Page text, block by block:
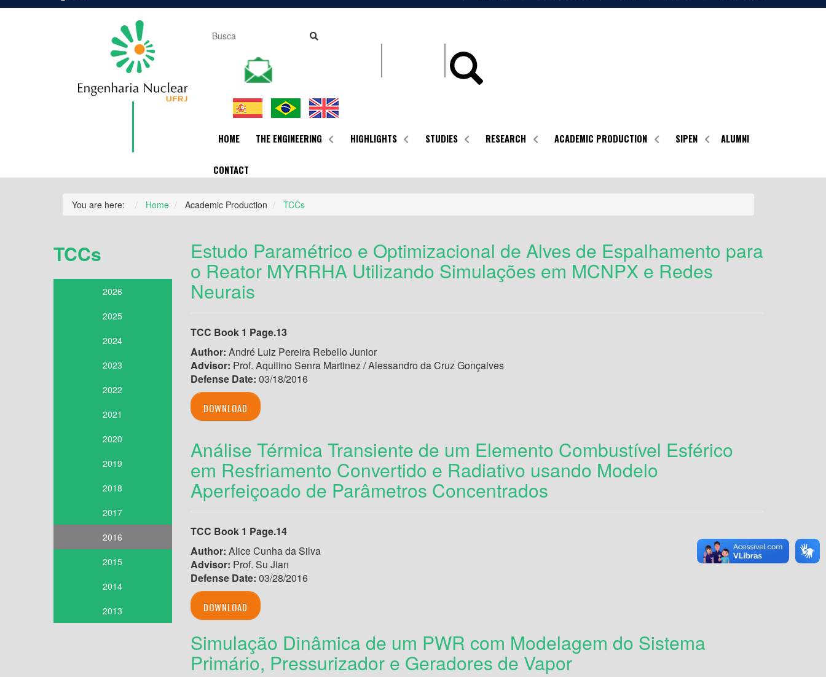
HOME THE ENGINEERING HIGHLIGHTS STUDIES RESEARCH ACADEMIC PRODUCTION SIPEN ALUMNI
CONTACT
You are here: Home Academic Production TCCs
TCCs
2026
2025
2024
2023
2022
2021
2020
2019
2018
2017
2016
2015
2014
2013
Estudo Paramétrico e Optimizacional de Alves de Espalhamento para
o Reator MYRRHA Utilizando Simulações em MCNPX e Redes
Neurais
TCC Book 1 Page.13
Author: André Luiz Pereira Rebello Junior
Advisor: Prof. Aquilino Senra Martinez / Alessandro da Cruz Gonçalves
Defense Date: 03/18/2016
DOWNLOAD
Análise Térmica Transiente de um Elemento Combustível Esférico
em Resfriamento Convertido e Radiativo usando Modelo
Aperfeiçoado de Parâmetros Concentrados
TCC Book 1 Page.14
Author: Alice Cunha da Silva
Advisor: Prof. Su Jian
Defense Date: 03/28/2016
DOWNLOAD
Simulação Dinâmica de um PWR com Modelagem do Sistema
Primário, Pressurizador e Geradores de Vapor